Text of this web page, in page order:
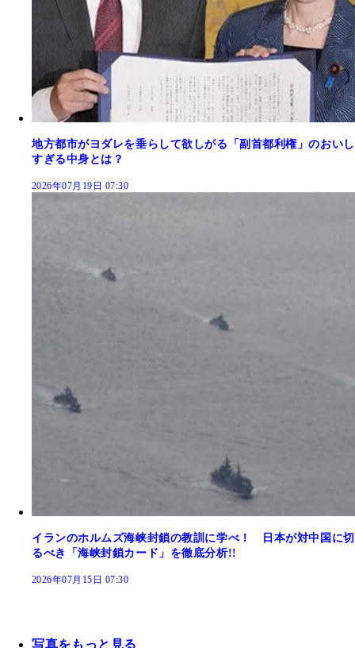
地方都市がヨダレを垂らして欲しがる「副首都利権」のおいし
すぎる中身とは？
2026年07月19日 07:30
イランのホルムズ海峡封鎖の教訓に学べ！ 日本が対中国に切
るべき「海峡封鎖カード」を徹底分析!!
2026年07月15日 07:30
写真をもっと見る